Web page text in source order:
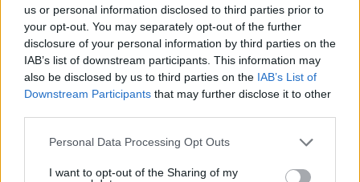
us or personal information disclosed to third parties prior to
your opt-out. You may separately opt-out of the further
disclosure of your personal information by third parties on the
IAB’s list of downstream participants. This information may
also be disclosed by us to third parties on the IAB’s List of
Downstream Participants that may further disclose it to other
Please note that this website/app uses one or more Google
not limited to your visit or usage behaviour. You may click to
Personal Data Processing Opt Outs
I want to opt-out of the Sharing of my
Υπερδιπλασιάστηκαν οι μετανάστες που διασχίζουν την
κεντρική Μεσόγειο, σύμφωνα με τη Frontex
Thema Insights